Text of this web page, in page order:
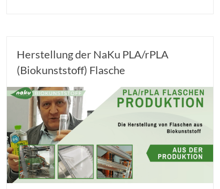
Herstellung der NaKu PLA/rPLA
(Biokunststoff) Flasche